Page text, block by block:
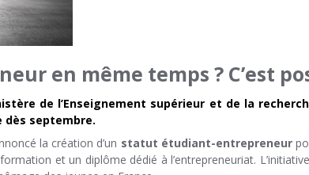
en même temps ? C’est
de l’Enseignement supérieur et de la
septembre.
la création d’un statut étudiant-entrepreneur
et un diplôme dédié à l’entrepreneuriat.